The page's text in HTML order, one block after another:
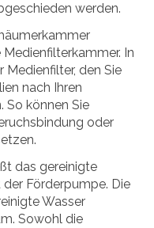
werden.
In
den Sie
nach Ihren
So können Sie
oder
das gereinigte
Förderpumpe. Die
Wasser
Sowohl die